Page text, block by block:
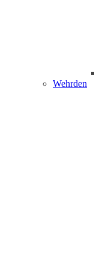
Wehrden